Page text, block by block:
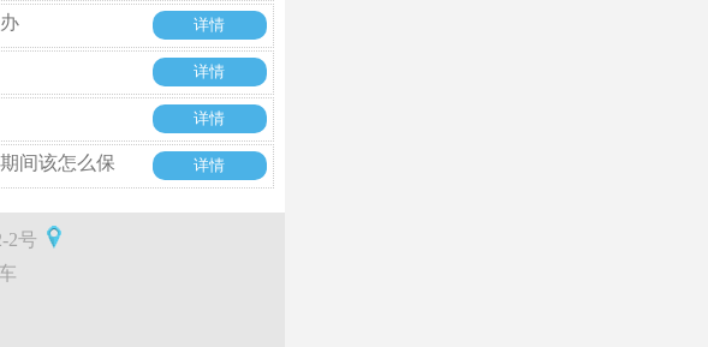
详情
详情
详情
间该怎么保
详情
2号